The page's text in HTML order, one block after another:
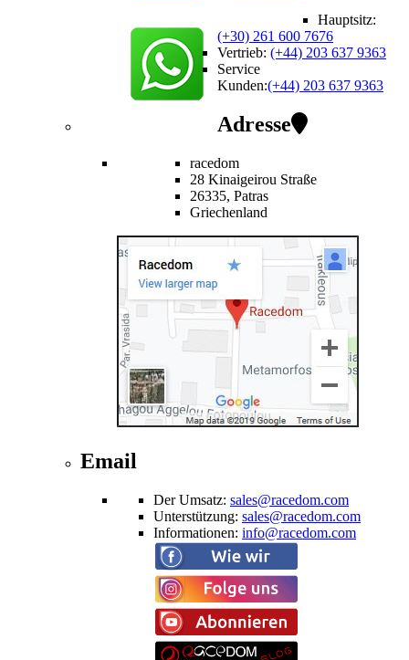
Hauptsitz:
(+30) 261 600 7676
Vertrieb: (+44) 203 637 9363
Service
Kunden:(+44) 203 637 9363
Adresse
racedom
28 Kinaigeirou Straße
26335, Patras
Griechenland
Email
Der Umsatz: sales@racedom.com
Unterstützung: sales@racedom.com
Informationen: info@racedom.com